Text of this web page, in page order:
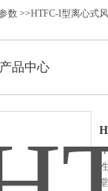
数 >>HTFC-I型离心式
产品中心